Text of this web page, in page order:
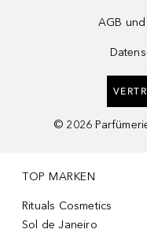
AGB
© 2026
TOP MARKEN
Rituals Cosmetics
Sol de Janeiro